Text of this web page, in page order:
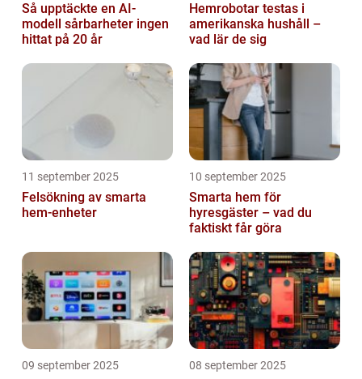
Så upptäckte en AI-
modell sårbarheter ingen
hittat på 20 år
Hemrobotar testas i
amerikanska hushåll –
vad lär de sig
11 september 2025
Felsökning av smarta
hem-enheter
10 september 2025
Smarta hem för
hyresgäster – vad du
faktiskt får göra
09 september 2025 08 september 2025